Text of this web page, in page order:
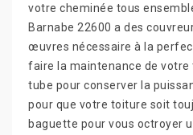
votre cheminée tous
Barnabe 22600 a des
œuvres nécessaire à la
faire la maintenance de votre
tube pour conserver la
pour que votre toiture soit
baguette pour vous octroyer